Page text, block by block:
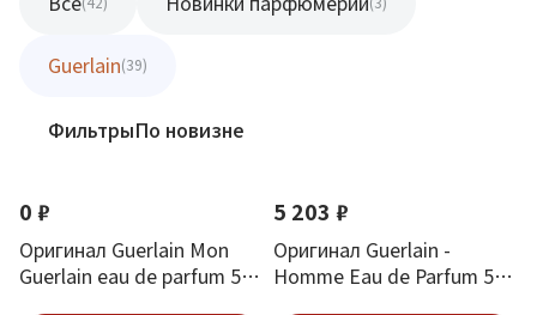
Guerlain(39)
ФильтрыПо новизне
0 ₽
Оригинал Guerlain Mon
Guerlain eau de parfum 5
5 203 ₽
Оригинал Guerlain -
Homme Eau de Parfum 50